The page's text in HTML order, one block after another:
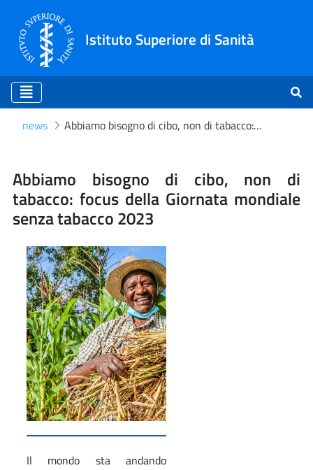
Istituto Superiore di Sanità
news Abbiamo bisogno di cibo, non di tabacco: focus della Giornata mondiale senza tabacco 2023
Abbiamo bisogno di cibo,
Abbiamo bisogno di cibo, non di
tabacco: focus della Giornata mondiale
senza tabacco 2023
Il mondo sta andando